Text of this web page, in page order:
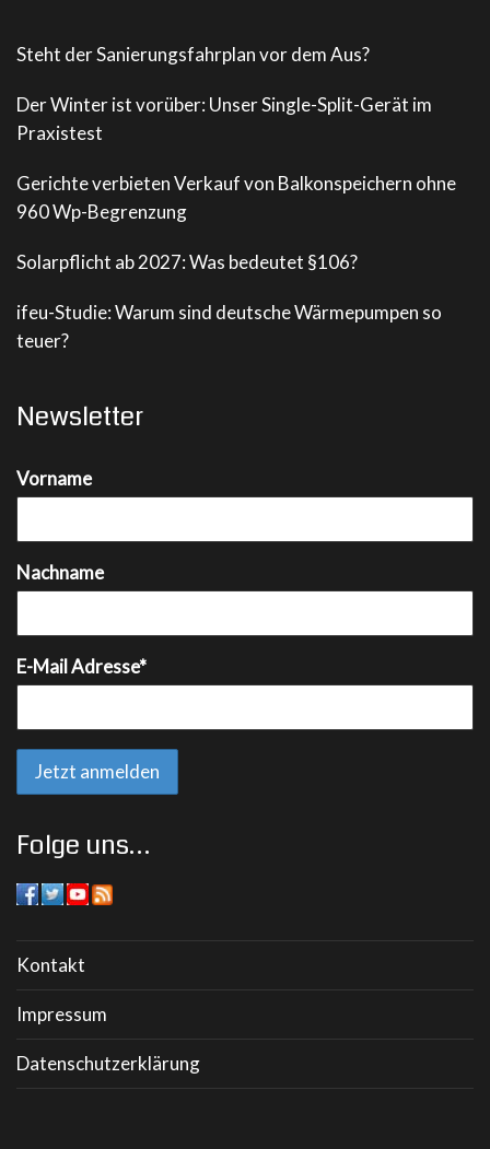
Steht der Sanierungsfahrplan vor dem Aus?
Der Winter ist vorüber: Unser Single-Split-Gerät im
Praxistest
Gerichte verbieten Verkauf von Balkonspeichern ohne
960 Wp-Begrenzung
Solarpflicht ab 2027: Was bedeutet §106?
ifeu-Studie: Warum sind deutsche Wärmepumpen so
teuer?
Newsletter
Vorname
Nachname
E-Mail Adresse*
Folge uns…
Kontakt
Impressum
Datenschutzerklärung